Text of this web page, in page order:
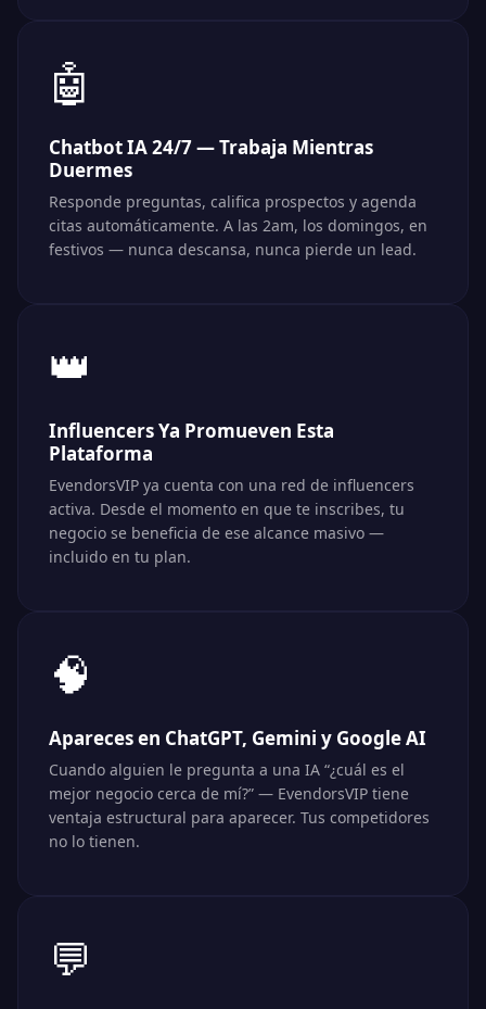
🤖
Chatbot IA 24/7 — Trabaja Mientras
Duermes
Responde preguntas, califica prospectos y agenda
citas automáticamente. A las 2am, los domingos, en
festivos — nunca descansa, nunca pierde un lead.
👑
Influencers Ya Promueven Esta
Plataforma
EvendorsVIP ya cuenta con una red de influencers
activa. Desde el momento en que te inscribes, tu
negocio se beneficia de ese alcance masivo —
incluido en tu plan.
🧠
Apareces en ChatGPT, Gemini y Google AI
Cuando alguien le pregunta a una IA “¿cuál es el
mejor negocio cerca de mí?” — EvendorsVIP tiene
ventaja estructural para aparecer. Tus competidores
no lo tienen.
💬